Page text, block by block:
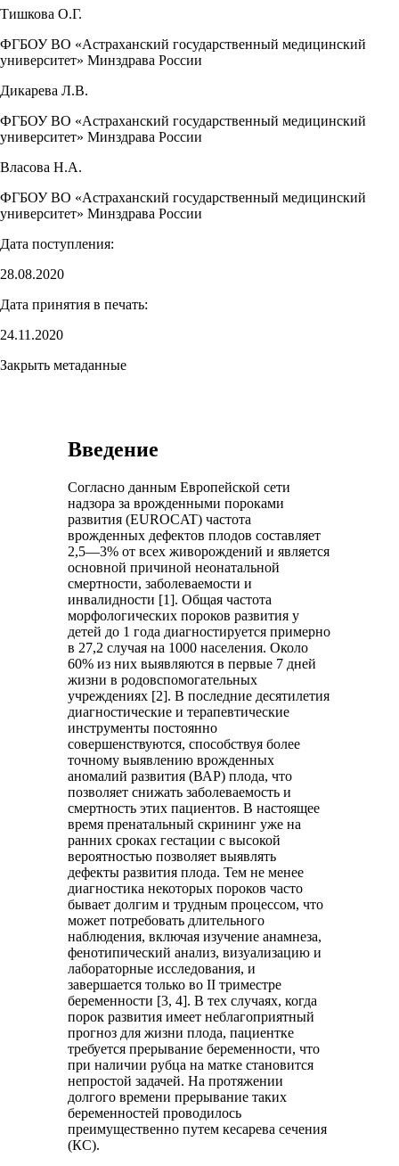
Тишкова О.Г.
ФГБОУ ВО «Астраханский государственный медицинский
университет» Минздрава России
Дикарева Л.В.
ФГБОУ ВО «Астраханский государственный медицинский
университет» Минздрава России
Власова Н.А.
ФГБОУ ВО «Астраханский государственный медицинский
университет» Минздрава России
Дата поступления:
28.08.2020
Дата принятия в печать:
24.11.2020
Закрыть метаданные
Введение
Согласно данным Европейской сети
надзора за врожденными пороками
развития (EUROCAT) частота
врожденных дефектов плодов составляет
2,5—3% от всех живорождений и является
основной причиной неонатальной
смертности, заболеваемости и
инвалидности [1]. Общая частота
морфологических пороков развития у
детей до 1 года диагностируется примерно
в 27,2 случая на 1000 населения. Около
60% из них выявляются в первые 7 дней
жизни в родовспомогательных
учреждениях [2]. В последние десятилетия
диагностические и терапевтические
инструменты постоянно
совершенствуются, способствуя более
точному выявлению врожденных
аномалий развития (ВАР) плода, что
позволяет снижать заболеваемость и
смертность этих пациентов. В настоящее
время пренатальный скрининг уже на
ранних сроках гестации с высокой
вероятностью позволяет выявлять
дефекты развития плода. Тем не менее
диагностика некоторых пороков часто
бывает долгим и трудным процессом, что
может потребовать длительного
наблюдения, включая изучение анамнеза,
фенотипический анализ, визуализацию и
лабораторные исследования, и
завершается только во II триместре
беременности [3, 4]. В тех случаях, когда
порок развития имеет неблагоприятный
прогноз для жизни плода, пациентке
требуется прерывание беременности, что
при наличии рубца на матке становится
непростой задачей. На протяжении
долгого времени прерывание таких
беременностей проводилось
преимущественно путем кесарева сечения
(КС).